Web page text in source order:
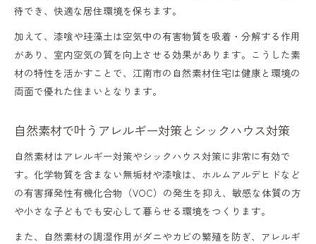
待でき、快適な居住環境を保ちます。
加えて、漆喰や珪藻土は空気中の有害物質を吸着・分解する作用
があり、室内空気の質を向上させる効果があります。こうした素
材の特性を活かすことで、江南市の自然素材住宅は健康と環境の
両面で優れた住まいとなります。
自然素材で叶うアレルギー対策とシックハウス対策
自然素材はアレルギー対策やシックハウス対策に非常に有効で
す。化学物質を含まない無垢材や漆喰は、ホルムアルデヒドなど
の有害揮発性有機化合物（VOC）の発生を抑え、敏感な体質の方
や小さな子どもでも安心して暮らせる環境をつくります。
また、自然素材の調湿作用がダニやカビの繁殖を防ぎ、アレルギ